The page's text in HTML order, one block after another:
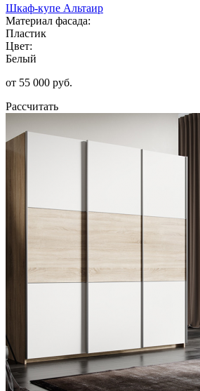
Шкаф-купе Альтаир
Материал фасада:
Пластик
Цвет:
Белый
от 55 000 руб.
Рассчитать